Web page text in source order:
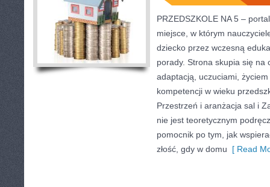
PRZEDSZKOLE NA 5 –
miejsce, w którym
dziecko przez wczesną
porady. Strona skupia się na
adaptacją, uczuciami,
kompetencji w wieku
Przestrzeń i aranżacja sal i
nie jest teoretycznym
pomocnik po tym, jak
złość, gdy w domu [ Read